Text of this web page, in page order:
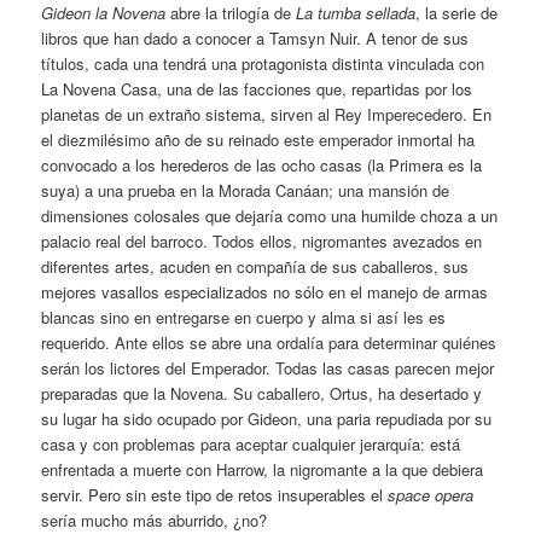
Gideon la Novena abre la trilogía deLa tumba sellada, la serie de
libros que han dado a conocer a Tamsyn Nuir. A tenor de sus
títulos, cada una tendrá una protagonista distinta vinculada con
La Novena Casa, una de las facciones que, repartidas por los
planetas de un extraño sistema, sirven al Rey Imperecedero. En
el diezmilésimo año de su reinado este emperador inmortal ha
convocado a los herederos de las ocho casas (la Primera es la
suya) a una prueba en la Morada Canáan; una mansión de
dimensiones colosales que dejaría como una humilde choza a un
palacio real del barroco. Todos ellos, nigromantes avezados en
diferentes artes, acuden en compañía de sus caballeros, sus
mejores vasallos especializados no sólo en el manejo de armas
blancas sino en entregarse en cuerpo y alma si así les es
requerido. Ante ellos se abre una ordalía para determinar quiénes
serán los lictores del Emperador. Todas las casas parecen mejor
preparadas que la Novena. Su caballero, Ortus, ha desertado y
su lugar ha sido ocupado por Gideon, una paria repudiada por su
casa y con problemas para aceptar cualquier jerarquía: está
enfrentada a muerte con Harrow, la nigromante a la que debiera
servir. Pero sin este tipo de retos insuperables elspace opera
sería mucho más aburrido, ¿no?